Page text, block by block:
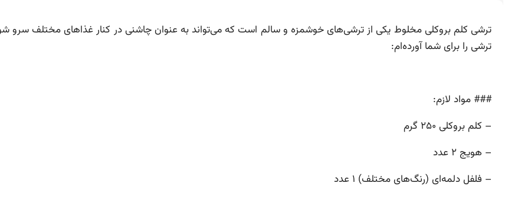
ترشی کلم بروکلی مخلوط یکی از ترشی‌های خوشمزه و سالم است که می‌تواند به عنوان چاشنی در کنار غذاهای مختلف سرو
ترشی را برای شما آورده‌ام:
### مواد لازم:
– کلم بروکلی ۲۵۰ گرم
– هویج ۲ عدد
– فلفل دلمه‌ای (رنگ‌های مختلف) ۱ عدد